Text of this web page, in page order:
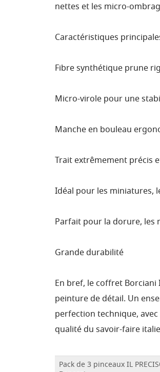
nettes et les micro-
Caractéristiques
Fibre synthétique prune
Micro-virole pour une
Manche en bouleau
Trait extrêmement précis
Idéal pour les miniatures,
Parfait pour la dorure, les
Grande durabilité
En bref, le coffret Borciani
peinture de détail. Un
perfection technique,
qualité du savoir-faire
Pack de 3 pinceaux IL